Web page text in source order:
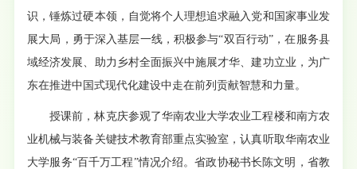
识，锤炼过硬本领，自觉将个人理想追求融入党和国家事业发
展大局，勇于深入基层一线，积极参与“双百行动”，在服务县
域经济发展、助力乡村全面振兴中施展才华、建功立业，为广
东在推进中国式现代化建设中走在前列贡献智慧和力量。
授课前，林克庆参观了华南农业大学农业工程楼和南方农
业机械与装备关键技术教育部重点实验室，认真听取华南农业
大学服务“百千万工程”情况介绍。省政协秘书长陈文明，省教